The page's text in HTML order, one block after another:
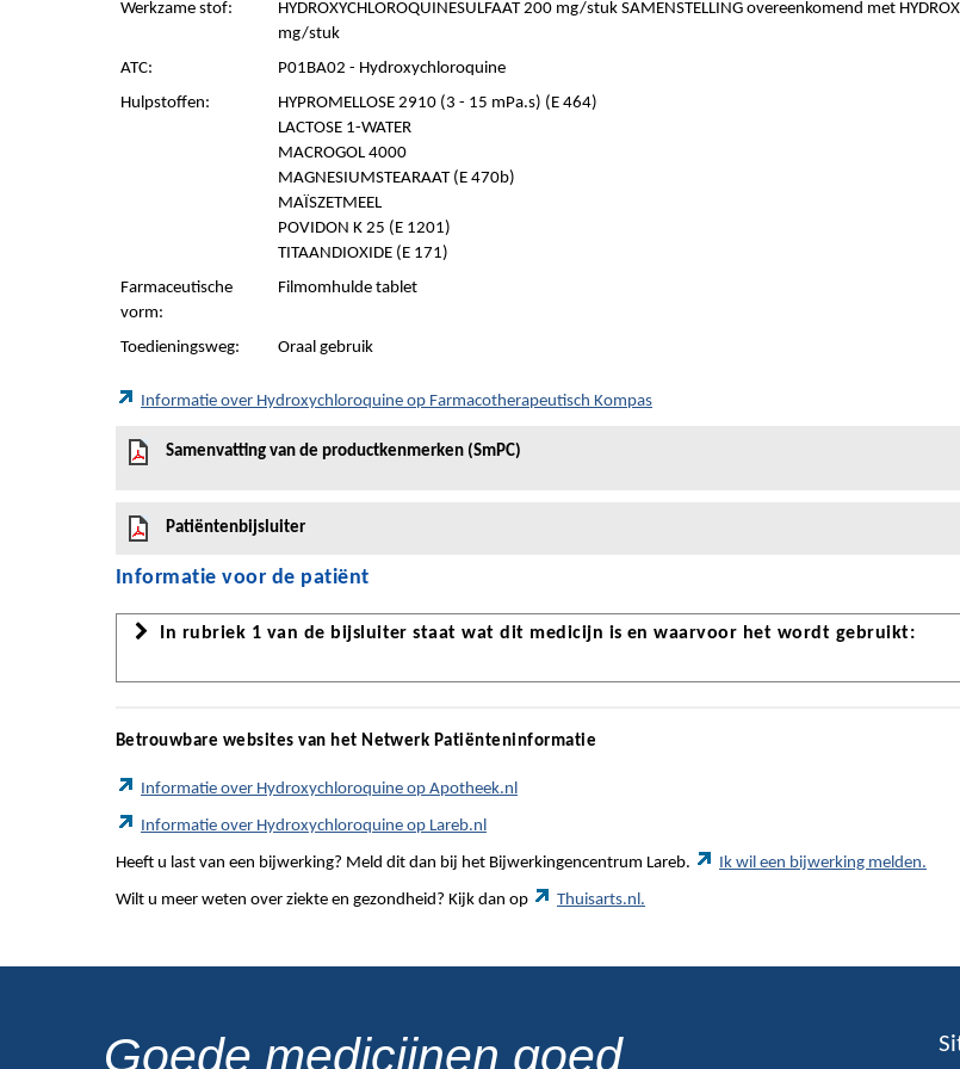
Werkzame stof:
HYDROXYCHLOROQUINESULFAAT 200 mg/stuk SAMENSTELLING overeenkomend met
mg/stuk
ATC:
P01BA02 - Hydroxychloroquine
Hulpstoffen:
HYPROMELLOSE 2910 (3 - 15 mPa.s) (E 464)
LACTOSE 1-WATER
MACROGOL 4000
MAGNESIUMSTEARAAT (E 470b)
MAÏSZETMEEL
POVIDON K 25 (E 1201)
TITAANDIOXIDE (E 171)
Farmaceutische
vorm:
Filmomhulde tablet
Toedieningsweg: Oraal gebruik
Informatie over Hydroxychloroquine op Farmacotherapeutisch Kompas
Samenvatting van de productkenmerken (SmPC)
Patiëntenbijsluiter
Informatie voor de patiënt
In rubriek 1 van de bijsluiter staat wat dit medicijn is en waarvoor het wordt gebruikt:
Betrouwbare websites van het Netwerk Patiënteninformatie
Informatie over Hydroxychloroquine op Apotheek.nl
Informatie over Hydroxychloroquine op Lareb.nl
Heeft u last van een bijwerking? Meld dit dan bij het Bijwerkingencentrum Lareb. Ik wil een bijwerking melden.
Wilt u meer weten over ziekte en gezondheid? Kijk dan op Thuisarts.nl.
Goede medicijnen goed